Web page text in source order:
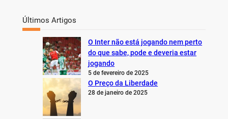
Últimos Artigos
O Inter não está jogando nem perto
do que sabe, pode e deveria estar
jogando
5 de fevereiro de 2025
O Preço da Liberdade
28 de janeiro de 2025